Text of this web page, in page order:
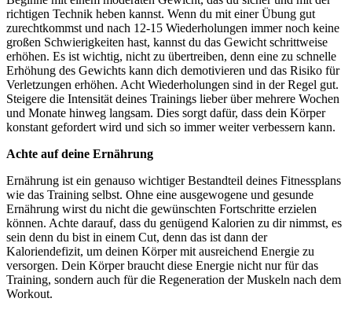
richtigen Technik heben kannst. Wenn du mit einer Übung gut
zurechtkommst und nach 12-15 Wiederholungen immer noch keine
großen Schwierigkeiten hast, kannst du das Gewicht schrittweise
erhöhen. Es ist wichtig, nicht zu übertreiben, denn eine zu schnelle
Erhöhung des Gewichts kann dich demotivieren und das Risiko für
Verletzungen erhöhen. Acht Wiederholungen sind in der Regel gut.
Steigere die Intensität deines Trainings lieber über mehrere Wochen
und Monate hinweg langsam. Dies sorgt dafür, dass dein Körper
konstant gefordert wird und sich so immer weiter verbessern kann.
Achte auf deine Ernährung
Ernährung ist ein genauso wichtiger Bestandteil deines Fitnessplans
wie das Training selbst. Ohne eine ausgewogene und gesunde
Ernährung wirst du nicht die gewünschten Fortschritte erzielen
können. Achte darauf, dass du genügend Kalorien zu dir nimmst, es
sein denn du bist in einem Cut, denn das ist dann der
Kaloriendefizit, um deinen Körper mit ausreichend Energie zu
versorgen. Dein Körper braucht diese Energie nicht nur für das
Training, sondern auch für die Regeneration der Muskeln nach dem
Workout.